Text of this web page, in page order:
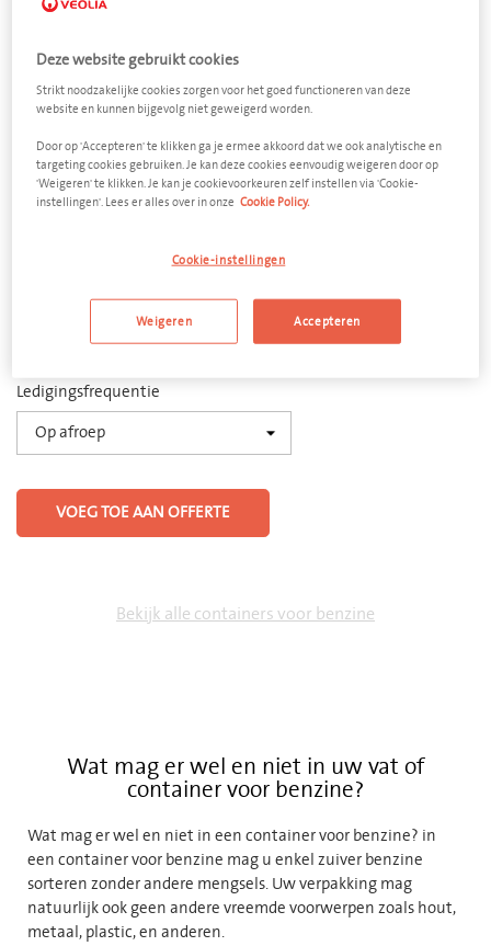
Benzine
Multibox 1000 liter
1200 x 1000 x 1120 mm (l x b x h)
+
Ledigingsfrequentie
VOEG TOE AAN OFFERTE
Bekijk alle containers voor benzine
Wat mag er wel en niet in uw vat of
container voor benzine?
Wat mag er wel en niet in een container voor benzine? in
een container voor benzine mag u enkel zuiver benzine
sorteren zonder andere mengsels. Uw verpakking mag
natuurlijk ook geen andere vreemde voorwerpen zoals hout,
metaal, plastic, en anderen.
Deze website gebruikt cookies
Strikt noodzakelijke cookies zorgen voor het goed functioneren van deze
website en kunnen bijgevolg niet geweigerd worden.
Door op 'Accepteren' te klikken ga je ermee akkoord dat we ook analytische en
targeting cookies gebruiken. Je kan deze cookies eenvoudig weigeren door op
'Weigeren' te klikken. Je kan je cookievoorkeuren zelf instellen via 'Cookie-
instellingen'. Lees er alles over in onze Cookie Policy.
Cookie-instellingen
Weigeren Accepteren